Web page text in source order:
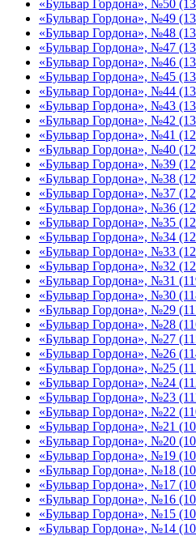
«Бульвар Гордона», №50
«Бульвар Гордона», №49
«Бульвар Гордона», №48
«Бульвар Гордона», №47
«Бульвар Гордона», №46
«Бульвар Гордона», №45
«Бульвар Гордона», №44
«Бульвар Гордона», №43
«Бульвар Гордона», №42
«Бульвар Гордона», №41
«Бульвар Гордона», №40
«Бульвар Гордона», №39
«Бульвар Гордона», №38
«Бульвар Гордона», №37
«Бульвар Гордона», №36
«Бульвар Гордона», №35
«Бульвар Гордона», №34
«Бульвар Гордона», №33
«Бульвар Гордона», №32
«Бульвар Гордона», №31
«Бульвар Гордона», №30
«Бульвар Гордона», №29
«Бульвар Гордона», №28
«Бульвар Гордона», №27
«Бульвар Гордона», №26
«Бульвар Гордона», №25
«Бульвар Гордона», №24
«Бульвар Гордона», №23
«Бульвар Гордона», №22
«Бульвар Гордона», №21
«Бульвар Гордона», №20
«Бульвар Гордона», №19
«Бульвар Гордона», №18
«Бульвар Гордона», №17
«Бульвар Гордона», №16
«Бульвар Гордона», №15
«Бульвар Гордона», №14